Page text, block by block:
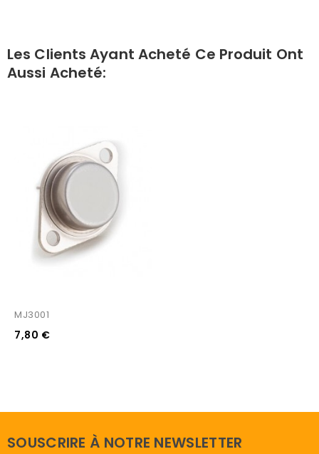
Les Clients Ayant Acheté Ce Produit Ont
Aussi Acheté:
MJ3001
7,80 €
SOUSCRIRE À NOTRE NEWSLETTER